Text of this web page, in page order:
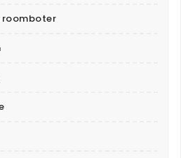
roomboter